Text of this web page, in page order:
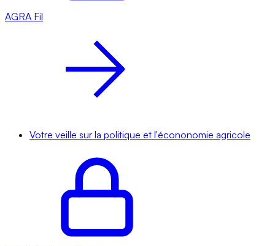
AGRA Fil
Votre veille sur la politique et l'écononomie agricole